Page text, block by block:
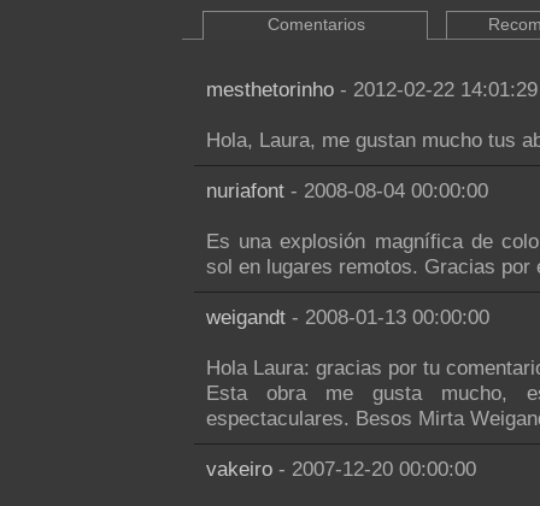
Comentarios
mesthetorinho - 2012-02-22 14:01:29
Hola, Laura, me gustan mucho tus
nuriafont - 2008-08-04 00:00:00
Es una explosión magnífica de
sol en lugares remotos. Gracias por
weigandt - 2008-01-13 00:00:00
Hola Laura: gracias por tu
Esta obra me gusta mucho,
espectaculares. Besos Mirta
vakeiro - 2007-12-20 00:00:00